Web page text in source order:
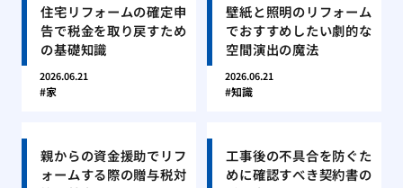
住宅リフォームの確定申
告で税金を取り戻すため
の基礎知識
2026.06.21
家
壁紙と照明のリフォーム
でおすすめしたい劇的な
空間演出の魔法
2026.06.21
知識
親からの資金援助でリフ
ォームする際の贈与税対
工事後の不具合を防ぐた
めに確認すべき契約書の